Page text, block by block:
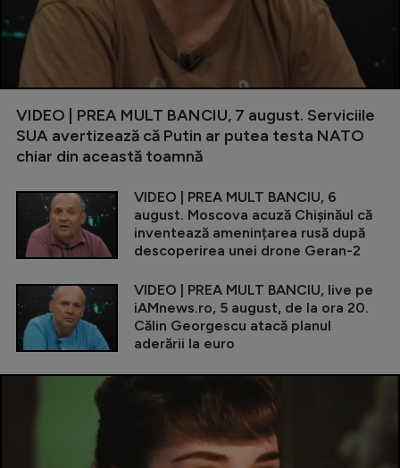
VIDEO | PREA MULT BANCIU, 7 august. Serviciile
SUA avertizează că Putin ar putea testa NATO
chiar din această toamnă
VIDEO | PREA MULT BANCIU, 6
august. Moscova acuză Chișinăul că
inventează amenințarea rusă după
descoperirea unei drone Geran-2
VIDEO | PREA MULT BANCIU, live pe
iAMnews.ro, 5 august, de la ora 20.
Călin Georgescu atacă planul
aderării la euro